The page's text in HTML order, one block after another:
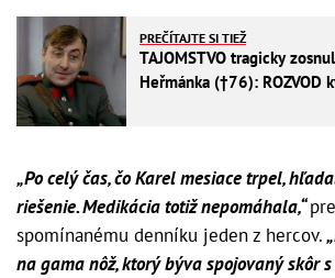
PREČÍTAJTE SI TIEŽ
TAJOMSTVO tragicky
Heřmánka (†76): ROZVOD
„Po celý čas, čo Karel mesiace trpel,
riešenie. Medikácia totiž nepomáhala,“
spomínanému denníku jeden z hercov.
na gama nôž, ktorý býva spojovaný skôr